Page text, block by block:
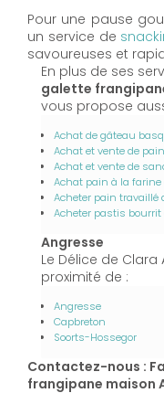
Pour une pause
un service de
savoureuses et
En plus de ses
galette
vous propose
Achat de gâteau
Achat et vente de
Achat et vente de
Achat pain à la farine
Acheter pain
Acheter pastis
Angresse
Le Délice de
proximité de :
Angresse
Capbreton
Soorts-Hossegor
Contactez-nous :
frangipane maison